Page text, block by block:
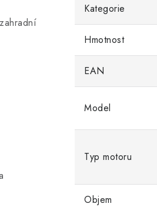
Kategorie
Hmotnost
EAN
Model
Typ motoru
Objem